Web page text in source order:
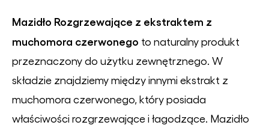
Mazidło Rozgrzewające z ekstraktem z
muchomora czerwonego to naturalny produkt
przeznaczony do użytku zewnętrznego. W
składzie znajdziemy między innymi ekstrakt z
muchomora czerwonego, który posiada
właściwości rozgrzewające i łagodzące. Mazidło